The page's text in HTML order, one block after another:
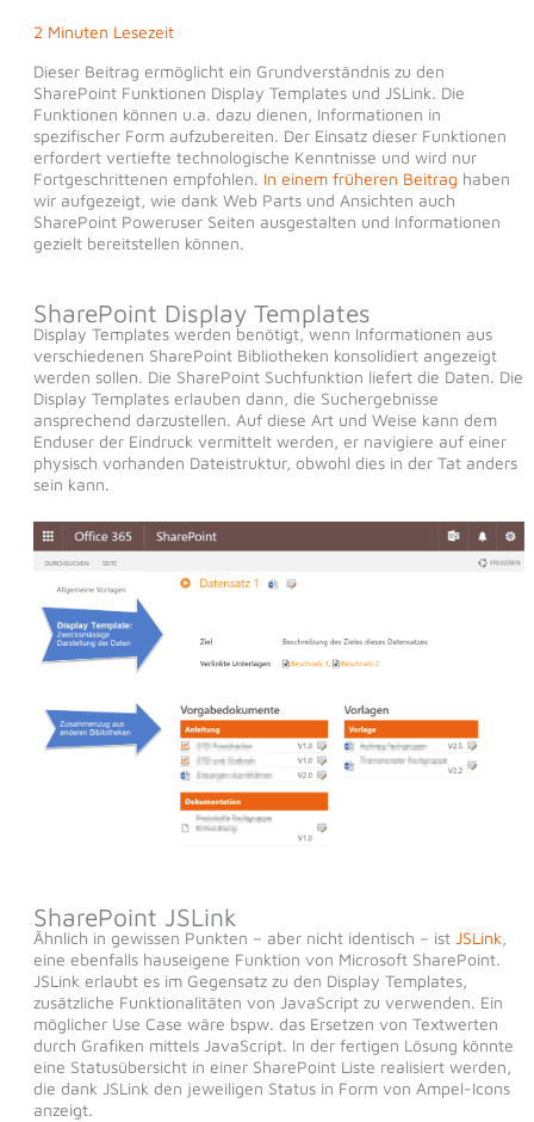
2 Minuten Lesezeit
Dieser Beitrag ermöglicht ein Grundverständnis zu den
SharePoint Funktionen Display Templates und JSLink. Die
Funktionen können u.a. dazu dienen, Informationen in
spezifischer Form aufzubereiten. Der Einsatz dieser Funktionen
erfordert vertiefte technologische Kenntnisse und wird nur
Fortgeschrittenen empfohlen. In einem früheren Beitrag haben
wir aufgezeigt, wie dank Web Parts und Ansichten auch
SharePoint Poweruser Seiten ausgestalten und Informationen
gezielt bereitstellen können.
SharePoint Display Templates
Display Templates werden benötigt, wenn Informationen aus
verschiedenen SharePoint Bibliotheken konsolidiert angezeigt
werden sollen. Die SharePoint Suchfunktion liefert die Daten. Die
Display Templates erlauben dann, die Suchergebnisse
ansprechend darzustellen. Auf diese Art und Weise kann dem
Enduser der Eindruck vermittelt werden, er navigiere auf einer
physisch vorhanden Dateistruktur, obwohl dies in der Tat anders
sein kann.
SharePoint JSLink
Ähnlich in gewissen Punkten – aber nicht identisch – ist JSLink
eine ebenfalls hauseigene Funktion von Microsoft SharePoint.
JSLink erlaubt es im Gegensatz zu den Display Templates,
zusätzliche Funktionalitäten von JavaScript zu verwenden. Ein
möglicher Use Case wäre bspw. das Ersetzen von Textwerten
durch Grafiken mittels JavaScript. In der fertigen Lösung könnte
eine Statusübersicht in einer SharePoint Liste realisiert werden,
die dank JSLink den jeweiligen Status in Form von Ampel-Icons
anzeigt.